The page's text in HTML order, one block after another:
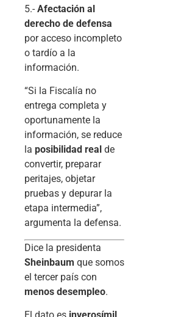
5.- Afectación al
derecho de defensa
por acceso incompleto
o tardío a la
información.
“Si la Fiscalía no
entrega completa y
oportunamente la
información, se reduce
la posibilidad real de
convertir, preparar
peritajes, objetar
pruebas y depurar la
etapa intermedia”,
argumenta la defensa.
Dice la presidenta
Sheinbaum que somos
el tercer país con
menos desempleo.